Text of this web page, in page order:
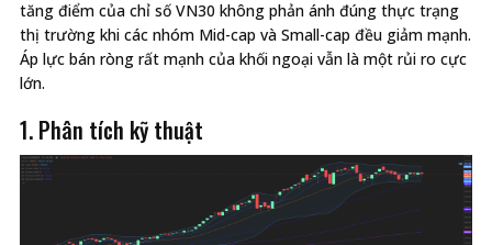
tăng điểm của chỉ số VN30 không phản ánh đúng thực trạng
thị trường khi các nhóm Mid-cap và Small-cap đều giảm mạnh.
Áp lực bán ròng rất mạnh của khối ngoại vẫn là một rủi ro cực
lớn.
1. Phân tích kỹ thuật